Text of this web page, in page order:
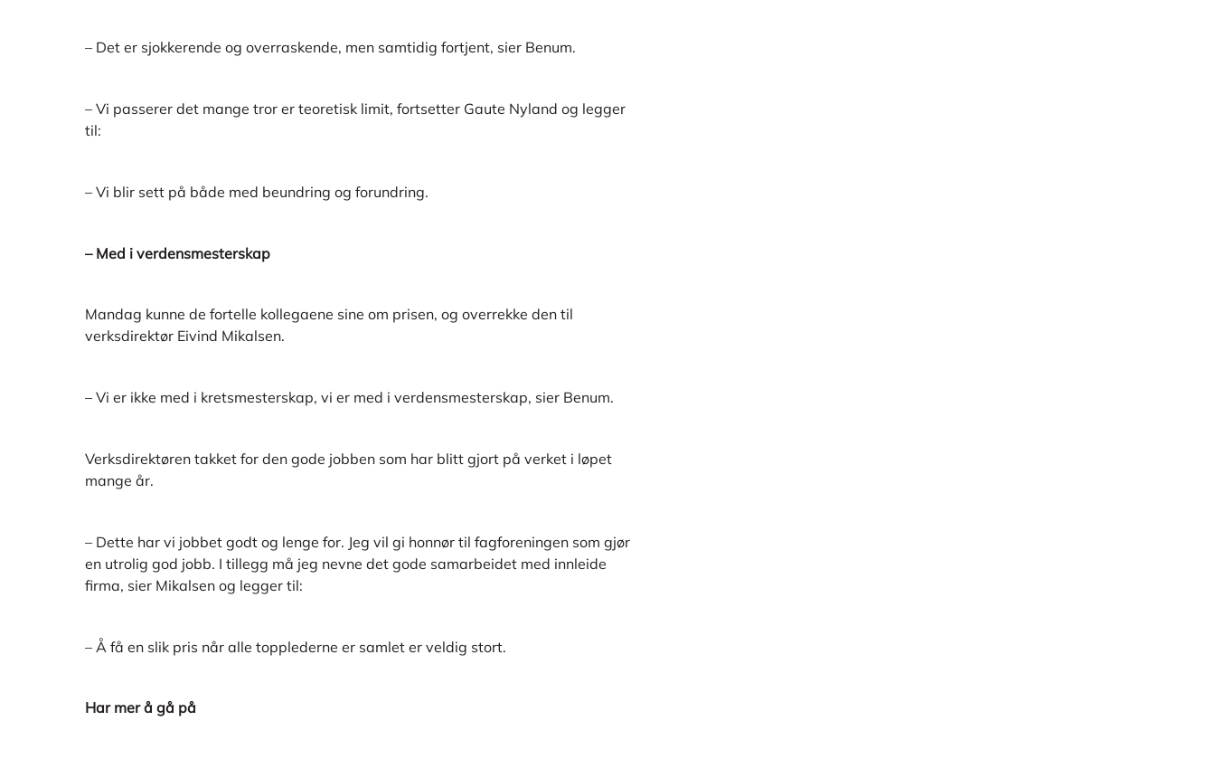
– Det er sjokkerende og overraskende, men samtidig fortjent, sier Benum.
– Vi passerer det mange tror er teoretisk limit, fortsetter Gaute Nyland og legger
til:
– Vi blir sett på både med beundring og forundring.
– Med i verdensmesterskap
Mandag kunne de fortelle kollegaene sine om prisen, og overrekke den til
verksdirektør Eivind Mikalsen.
– Vi er ikke med i kretsmesterskap, vi er med i verdensmesterskap, sier Benum.
Verksdirektøren takket for den gode jobben som har blitt gjort på verket i løpet
mange år.
– Dette har vi jobbet godt og lenge for. Jeg vil gi honnør til fagforeningen som gjør
en utrolig god jobb. I tillegg må jeg nevne det gode samarbeidet med innleide
firma, sier Mikalsen og legger til:
– Å få en slik pris når alle topplederne er samlet er veldig stort.
Har mer å gå på